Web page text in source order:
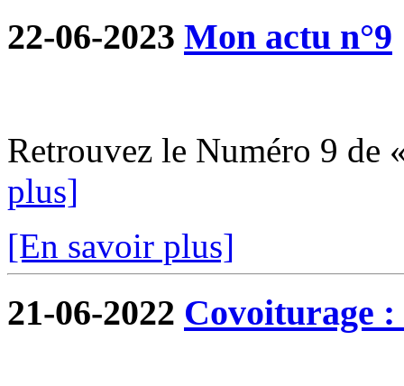
22-06-2023 Mon actu n°9
Retrouvez le Numéro 9 de
plus]
[En savoir plus]
21-06-2022 Covoiturage